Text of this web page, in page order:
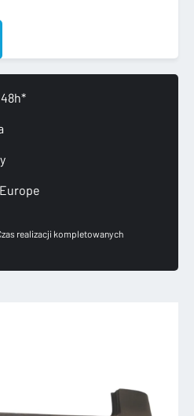
realizacji kompletowanych